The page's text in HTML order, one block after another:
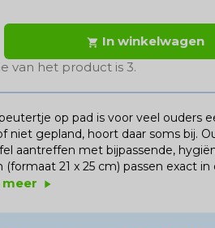
 In winkelwagen
van het product is 3.
op pad is voor veel ouders
niet gepland, hoort daar soms bij.
aantreffen met bijpassende,
21 x 25 cm) passen exact
meer play_arrow